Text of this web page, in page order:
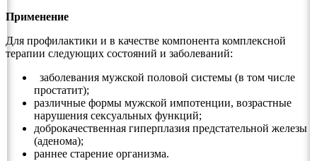
Применение
Для профилактики и в качестве компонента комплексной
терапии следующих состояний и заболеваний:
заболевания мужской половой системы (в том числе
простатит);
различные формы мужской импотенции, возрастные
нарушения сексуальных функций;
доброкачественная гиперплазия предстательной железы
(аденома);
раннее старение организма.